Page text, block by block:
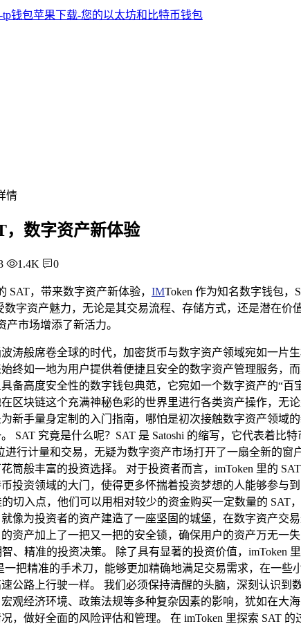
情
，数字资产新体验
1.4K 0
SAT，带来数字资产新体验， IMToken 作为知名数字钱包，
数字资产魅力，无论是其交易流程、存储方式，还是潜在
市场增添了新活力。
涛般席卷全球的时代，加密货币与数字资产领域宛如一片
终如一地为用户提供着便捷且安全的数字资产管理服务，
备高度安全性的数字钱包典范，它宛如一个数字资产的“
区块链这个充满神秘色彩的世界里进行各类资产操作，
新手量身定制的入门指南，哪怕是初次接触数字资产领域
SAT 究竟是什么呢？SAT 是 Satoshi 的缩写，它代表着
进行计量和交易，无疑为数字资产市场打开了一扇全新的
筒般丰富的投资选择。 对于投资者而言，imToken 里的
投资领域的大门，使得更多怀揣着投资梦想的人能够参
切入点，他们可以用相对较少的资金购买一定数量的
像为投资者的资产建造了一座坚固的城堡，在数字资产交
资产加上了一把又一把的安全锁，确保用户的资产万无
、精准的投资决策。 除了具有显著的投资价值，
一把精准的手术刀，能够更加精确地满足交易需求，在一
公路上行驶一样。 我们必须保持清醒的头脑，深刻认识
观经济环境、政策法规等多种复杂因素的影响，犹如在
，做好全面的风险评估和管理。 在 imToken 里探索 SAT